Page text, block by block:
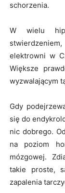
schorzenia.
W wielu
elektrowni w
Większe
wyzwalającym
Gdy
się do
nic dobrego.
na poziom
mózgowej.
takie proste,
zapalenia